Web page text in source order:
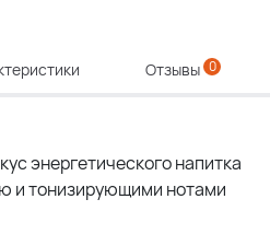
Отзывы 0
энергетического напитка
и тонизирующими нотами